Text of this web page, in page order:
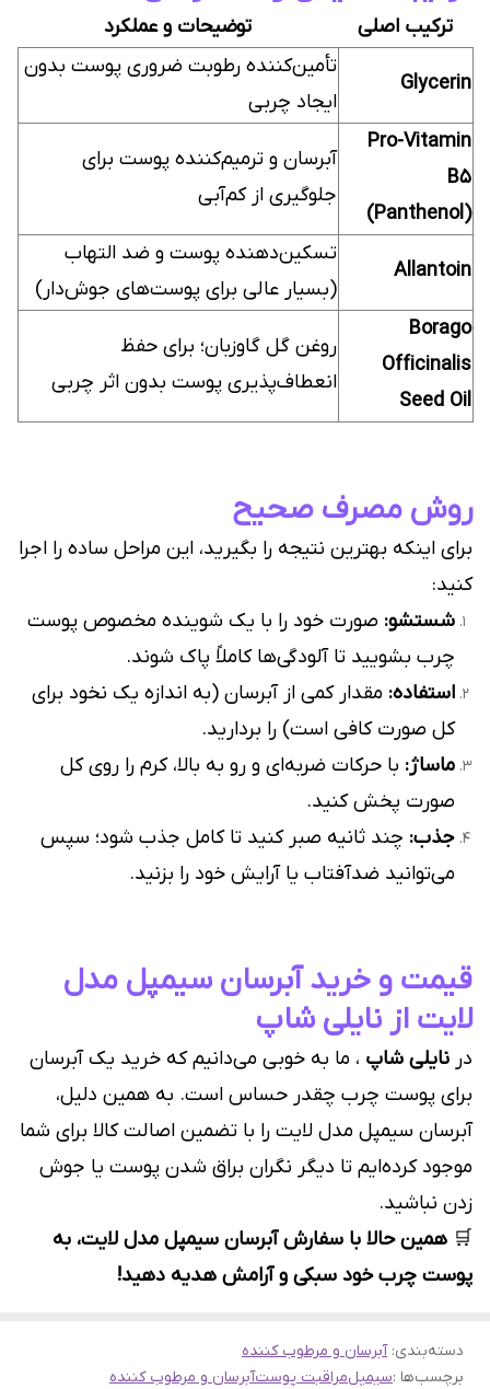
ترکیب اصلی توضیحات و عملکرد
Glycerin
تأمین‌کننده رطوبت ضروری پوست بدون
ایجاد چربی
Pro-Vitamin
B5
(Panthenol)
آبرسان و ترمیم‌کننده پوست برای
جلوگیری از کم‌آبی
Allantoin
تسکین‌دهنده پوست و ضد التهاب
(بسیار عالی برای پوست‌های جوش‌دار)
Borago
Officinalis
Seed Oil
روغن گل گاوزبان؛ برای حفظ
انعطاف‌پذیری پوست بدون اثر چربی
روش مصرف صحیح
برای اینکه بهترین نتیجه را بگیرید، این مراحل ساده را اجرا
کنید:
شستشو: صورت خود را با یک شوینده مخصوص پوست
چرب بشویید تا آلودگی‌ها کاملاً پاک شوند.
استفاده: مقدار کمی از آبرسان (به اندازه یک نخود برای
کل صورت کافی است) را بردارید.
ماساژ: با حرکات ضربه‌ای و رو به بالا، کرم را روی کل
صورت پخش کنید.
جذب: چند ثانیه صبر کنید تا کامل جذب شود؛ سپس
می‌توانید ضدآفتاب یا آرایش خود را بزنید.
قیمت و خرید آبرسان سیمپل مدل
لایت از نایلی شاپ
در نایلی شاپ ، ما به خوبی می‌دانیم که خرید یک آبرسان
برای پوست چرب چقدر حساس است. به همین دلیل،
آبرسان سیمپل مدل لایت را با تضمین اصالت کالا برای شما
موجود کرده‌ایم تا دیگر نگران براق شدن پوست یا جوش
زدن نباشید.
🛒 همین حالا با سفارش آبرسان سیمپل مدل لایت، به
پوست چرب خود سبکی و آرامش هدیه دهید!
دسته‌بندی:آبرسان و مرطوب کننده
برچسب‌ها :سیمپلمراقبت پوستآبرسان و مرطوب کننده